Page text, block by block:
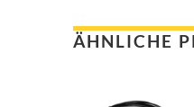
ÄHNLICHE